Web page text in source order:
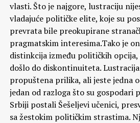
vlasti. Što je najgore, lustraciju
vladajuće političke elite, koje su
prevrata bile preokupirane
pragmatskim interesima.Tako je
distinkcija između političkih opcija,
došlo do diskontinuiteta.
propuštena prilika, ali jeste jedna
jedan od razloga što su gospodari
Srbiji postali Šešeljevi učenici,
sa žestokim političkim strastima.